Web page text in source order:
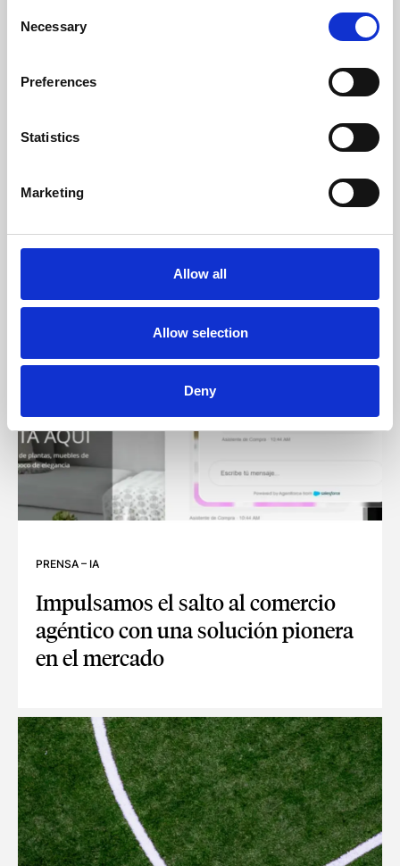
Selection
Necessary
Preferences
Statistics
Marketing
Allow all
Allow selection
Deny
La IA no va a dirigir las empresas
PRENSA – IA
Impulsamos el salto al comercio
agéntico con una solución pionera
en el mercado